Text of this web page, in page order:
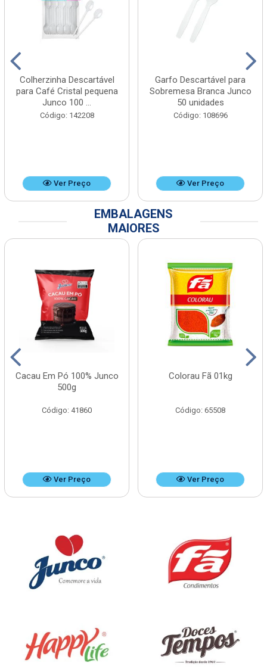
Colherzinha Descartável
para Café Cristal pequena
Junco 100 ...
Código: 142208
Ver Preço
Garfo Descartável para
Sobremesa Branca Junco
50 unidades
Código: 108696
Ver Preço
EMBALAGENS
MAIORES
Cacau Em Pó 100% Junco
500g
Código: 41860
Ver Preço
Colorau Fã 01kg
Código: 65508
Ver Preço